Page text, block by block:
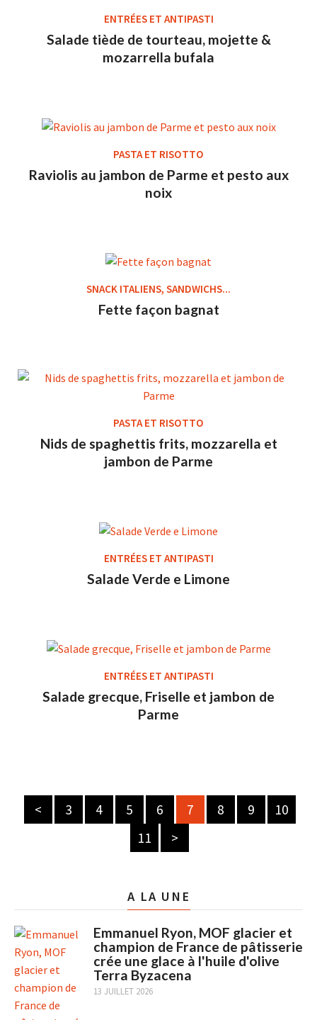
ENTRÉES ET ANTIPASTI
Salade tiède de tourteau, mojette &
mozarrella bufala
PASTA ET RISOTTO
Raviolis au jambon de Parme et pesto aux
noix
SNACK ITALIENS, SANDWICHS...
Fette façon bagnat
PASTA ET RISOTTO
Nids de spaghettis frits, mozzarella et
jambon de Parme
ENTRÉES ET ANTIPASTI
Salade Verde e Limone
ENTRÉES ET ANTIPASTI
Salade grecque, Friselle et jambon de
Parme
< 3 4 5 6 7 8 9
10
11
>
A LA UNE
Emmanuel Ryon, MOF glacier et
champion de France de pâtisserie
crée une glace à l'huile d'olive
Terra Byzacena
13 JUILLET 2026